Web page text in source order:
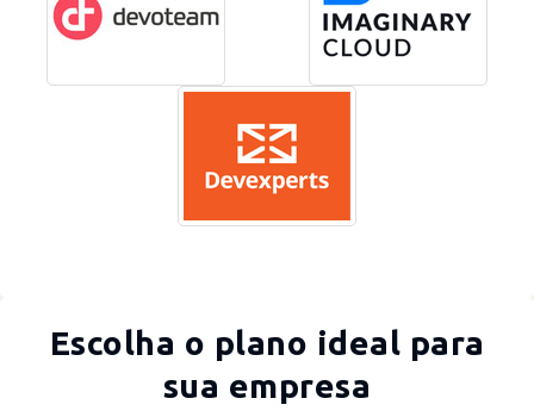
Escolha o plano ideal para
sua empresa